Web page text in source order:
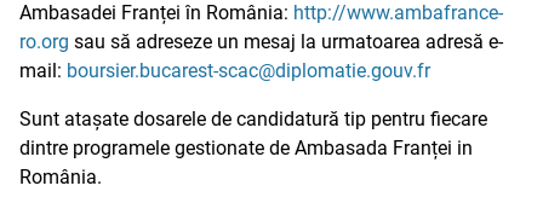
Ambasadei Franței în România: http://www.ambafrance-
ro.org sau să adreseze un mesaj la urmatoarea adresă e-
mail: boursier.bucarest-scac@diplomatie.gouv.fr
Sunt atașate dosarele de candidatură tip pentru fiecare
dintre programele gestionate de Ambasada Franței in
România.